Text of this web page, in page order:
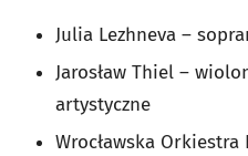
Julia Lezhneva –
Jarosław Thiel –
artystyczne
Wrocławska Orkiestra